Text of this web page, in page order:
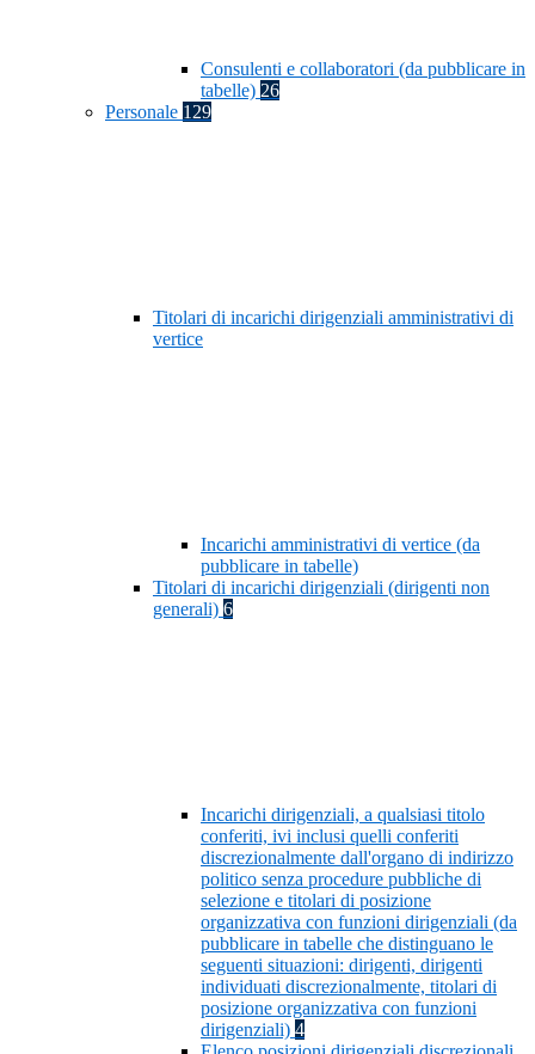
Consulenti e collaboratori (da pubblicare in
tabelle) 26
Personale 129
Titolari di incarichi dirigenziali amministrativi di
vertice
Incarichi amministrativi di vertice (da
pubblicare in tabelle)
Titolari di incarichi dirigenziali (dirigenti non
generali) 6
Incarichi dirigenziali, a qualsiasi titolo
conferiti, ivi inclusi quelli conferiti
discrezionalmente dall'organo di indirizzo
politico senza procedure pubbliche di
selezione e titolari di posizione
organizzativa con funzioni dirigenziali (da
pubblicare in tabelle che distinguano le
seguenti situazioni: dirigenti, dirigenti
individuati discrezionalmente, titolari di
posizione organizzativa con funzioni
dirigenziali) 4